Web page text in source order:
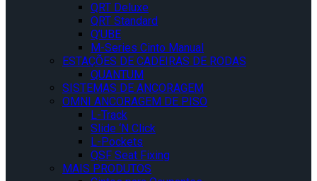
QRT Deluxe
QRT Standard
Q’UBE
M-Series Cinto Manual
ESTAÇÕES DE CADEIRAS DE RODAS
QUANTUM
SISTEMAS DE ANCORAGEM
OMNI ANCORAGEM DE PISO
L-Track
Slide ‘N Click
L-Pockets
QSF Seat Fixing
MAIS PRODUTOS